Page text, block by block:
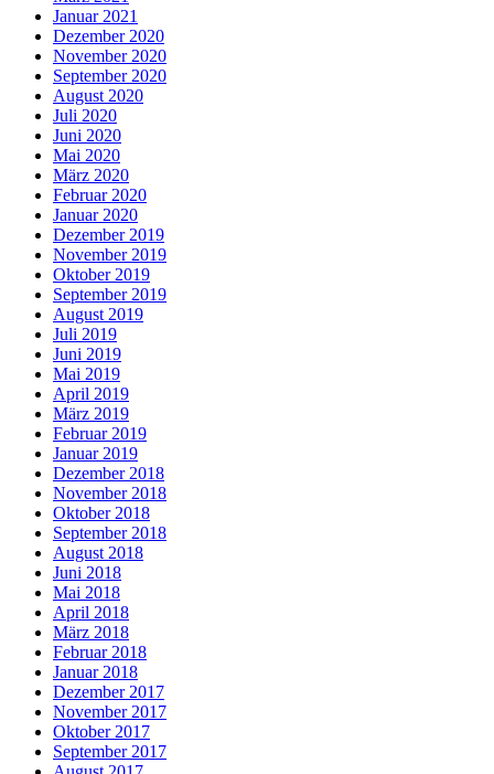
Januar 2021
Dezember 2020
November 2020
September 2020
August 2020
Juli 2020
Juni 2020
Mai 2020
März 2020
Februar 2020
Januar 2020
Dezember 2019
November 2019
Oktober 2019
September 2019
August 2019
Juli 2019
Juni 2019
Mai 2019
April 2019
März 2019
Februar 2019
Januar 2019
Dezember 2018
November 2018
Oktober 2018
September 2018
August 2018
Juni 2018
Mai 2018
April 2018
März 2018
Februar 2018
Januar 2018
Dezember 2017
November 2017
Oktober 2017
September 2017